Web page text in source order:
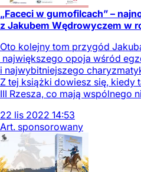
„Faceci w gumofilcach” –
z Jakubem Wędrowyczem w
Oto kolejny tom przygód
największego opoja wśród
i najwybitniejszego
Z tej książki dowiesz się, kiedy
III Rzesza, co mają wspólnego
22 lis 2022 14:53
Art. sponsorowany